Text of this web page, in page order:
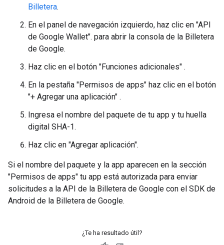
Billetera.
En el panel de navegación izquierdo, haz clic en "API
de Google Wallet". para abrir la consola de la Billetera
de Google.
Haz clic en el botón "Funciones adicionales" .
En la pestaña "Permisos de apps" haz clic en el botón
"+ Agregar una aplicación" .
Ingresa el nombre del paquete de tu app y tu huella
digital SHA-1.
Haz clic en "Agregar aplicación".
Si el nombre del paquete y la app aparecen en la sección
"Permisos de apps" tu app está autorizada para enviar
solicitudes a la API de la Billetera de Google con el SDK de
Android de la Billetera de Google.
¿Te ha resultado útil?